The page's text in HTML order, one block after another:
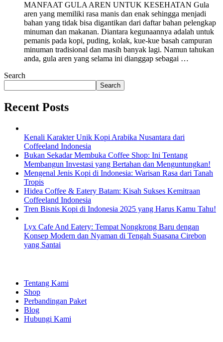
MANFAAT GULA AREN UNTUK KESEHATAN Gula
aren yang memiliki rasa manis dan enak sehingga menjadi
bahan yang tidak bisa digantikan dari daftar bahan pelengkap
minuman dan makanan. Diantara kegunaannya adalah untuk
pemanis pada kopi, puding, kolak, kue-kue basah campuran
minuman tradisional dan masih banyak lagi. Namun tahukan
anda, gula aren yang selama ini dianggap sebagai …
Search
Search
Recent Posts
Kenali Karakter Unik Kopi Arabika Nusantara dari
Coffeeland Indonesia
Bukan Sekadar Membuka Coffee Shop: Ini Tentang
Membangun Investasi yang Bertahan dan Menguntungkan!
Mengenal Jenis Kopi di Indonesia: Warisan Rasa dari Tanah
Tropis
Hidea Coffee & Eatery Batam: Kisah Sukses Kemitraan
Coffeeland Indonesia
Tren Bisnis Kopi di Indonesia 2025 yang Harus Kamu Tahu!
Lyx Cafe And Eatery: Tempat Nongkrong Baru dengan
Konsep Modern dan Nyaman di Tengah Suasana Cirebon
yang Santai
Tentang Kami
Shop
Perbandingan Paket
Blog
Hubungi Kami